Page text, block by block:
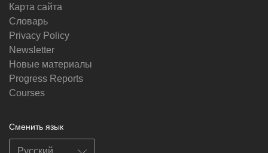
Карта сайта
Словарь
Privacy Policy
Newsletter
Новые материалы
Progress Reports
Courses
Сменить язык